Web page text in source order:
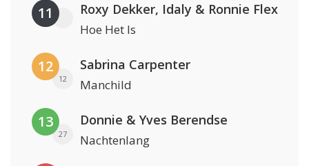
11 Roxy Dekker, Idaly & Ronnie Flex
Hoe Het Is
12
12
Sabrina Carpenter
Manchild
13
27
Donnie & Yves Berendse
Nachtenlang